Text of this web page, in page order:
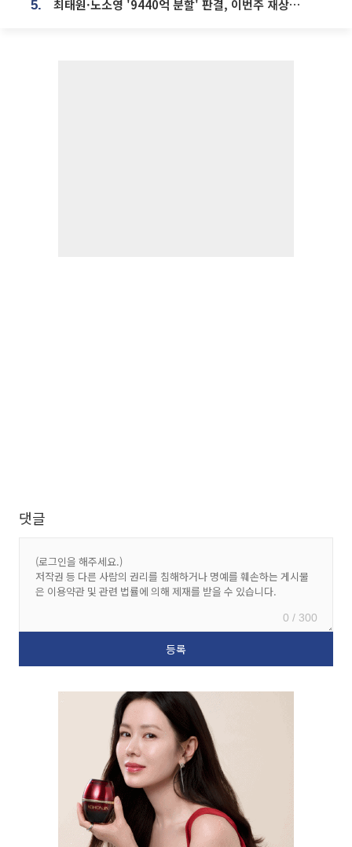
5. 최태원·노소영 '9440억 분할' 판결, 이번주 재상고 여부 주목
댓글
0 / 300